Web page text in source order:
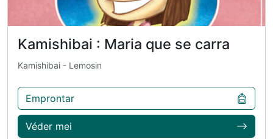
Kamishibai : Maria que se carra
Kamishibai - Lemosin
Emprontar
Véder mei